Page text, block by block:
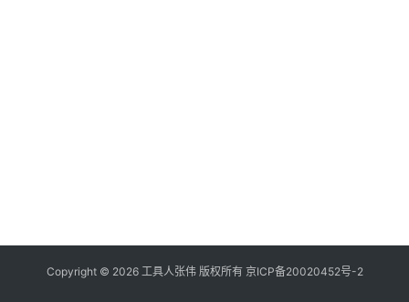
Copyright © 2026 工具人张伟版权所有 京ICP备20020452号-2